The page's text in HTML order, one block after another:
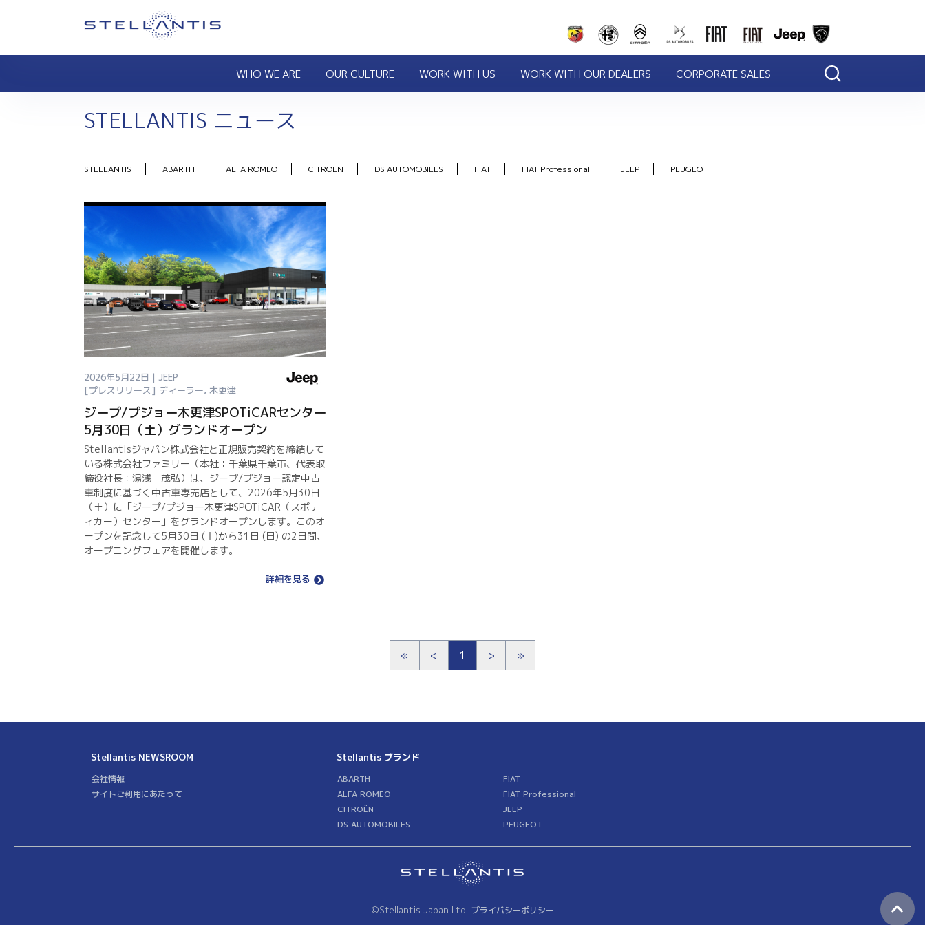
WHO WE ARE OUR CULTURE WORK WITH US WORK WITH OUR DEALERS CORPORATE SALES
STELLANTIS ニュース
STELLANTIS ABARTH ALFA ROMEO CITROEN DS AUTOMOBILES FIAT FIAT Professional JEEP PEUGEOT
2026年5月22日 | JEEP
[プレスリリース] ディーラー, 木更津
ジープ/プジョー木更津SPOTiCARセンター
5月30日（土）グランドオープン
Stellantisジャパン株式会社と正規販売契約を締結して
いる株式会社ファミリー（本社：千葉県千葉市、代表取
締役社長：湯浅 茂弘）は、ジープ/プジョー認定中古
車制度に基づく中古車専売店として、2026年5⽉30⽇
（土）に「ジープ/プジョー木更津SPOTiCAR（スポテ
ィカー）センター」をグランドオープンします。このオ
ープンを記念して5⽉30⽇ (土)から31⽇ (日) の2日間、
オープニングフェアを開催します。
詳細を見る
« < 1 > »
Stellantis NEWSROOM
会社情報
サイトご利用にあたって
Stellantis ブランド
ABARTH
ALFA ROMEO
CITROËN
DS AUTOMOBILES
FIAT
FIAT Professional
JEEP
PEUGEOT
©Stellantis Japan Ltd. プライバシーポリシー